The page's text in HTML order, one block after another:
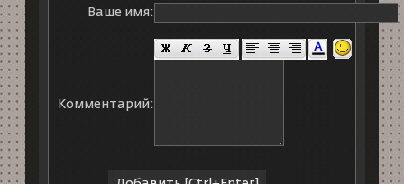
Ваше имя:
Комментарий: